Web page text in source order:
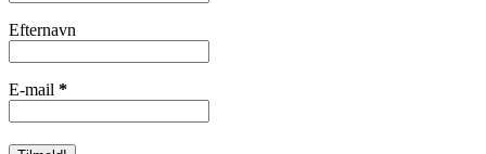
Efternavn
E-mail *